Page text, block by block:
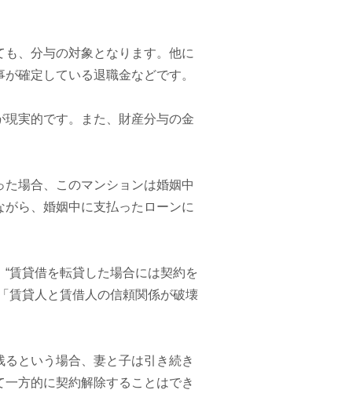
、分与の対象となります。 他に
確定している退職金などです。
実的です。また、財産分与の金
場合、このマンションは婚姻中
ら、婚姻中に支払ったローンに
賃貸借を転貸した場合には契約を
賃貸人と賃借人の信頼関係が破壊
という場合、妻と子は引き続き
方的に契約解除することはでき